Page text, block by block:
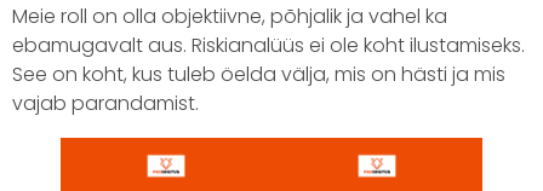
Meie roll on olla objektiivne, põhjalik ja vahel ka
ebamugavalt aus. Riskianalüüs ei ole koht ilustamiseks.
See on koht, kus tuleb öelda välja, mis on hästi ja mis
vajab parandamist.